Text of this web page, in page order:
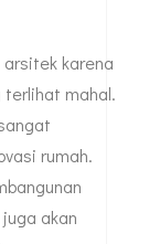
karena
terlihat mahal.
rumah.
akan